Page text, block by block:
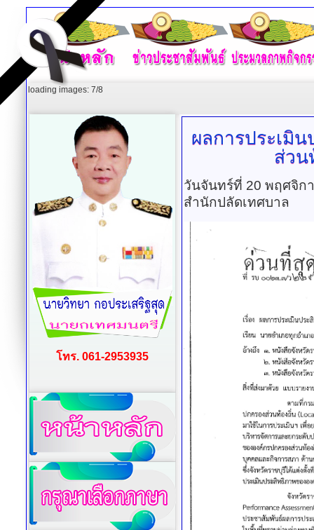
loading images: 7/8
ผลการประเมิ
ส่วน
วันจันทร์ที่ 20 พฤศจิก
สำนักปลัดเทศบาล
โทร. 061-2953935